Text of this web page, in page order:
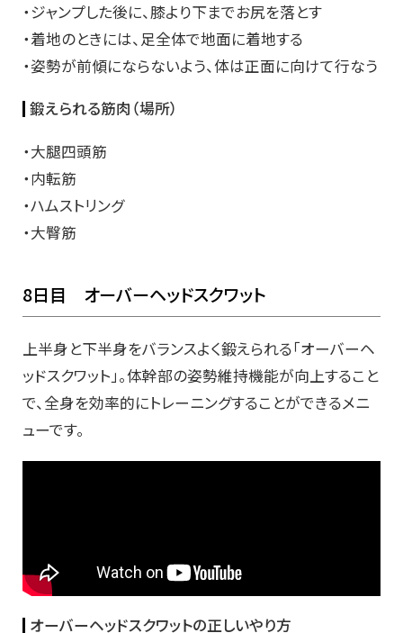
・ジャンプした後に、膝より下までお尻を落とす
・着地のときには、足全体で地面に着地する
・姿勢が前傾にならないよう、体は正面に向けて行なう
鍛えられる筋肉（場所）
・大腿四頭筋
・内転筋
・ハムストリング
・大臀筋
8日目 オーバーヘッドスクワット
上半身と下半身をバランスよく鍛えられる「オーバーヘ
ッドスクワット」。体幹部の姿勢維持機能が向上すること
で、全身を効率的にトレーニングすることができるメニ
ューです。
オーバーヘッドスクワットの正しいやり方